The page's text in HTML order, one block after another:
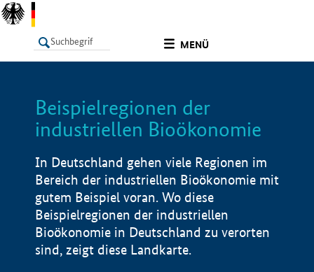
MENÜ
LISTE
Beispielregionen der
industriellen Bioökonomie
In Deutschland gehen viele Regionen im
Bereich der industriellen Bioökonomie mit
gutem Beispiel voran. Wo diese
Beispielregionen der industriellen
Bioökonomie in Deutschland zu verorten
sind, zeigt diese Landkarte.